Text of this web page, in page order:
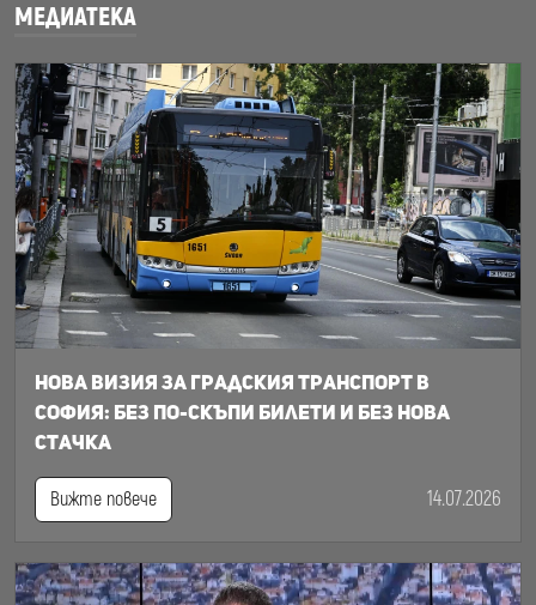
МЕДИАТЕКА
Нова визия за градския транспорт в
София: Без по-скъпи билети и без нова
стачка
Вижте повече 14.07.2026